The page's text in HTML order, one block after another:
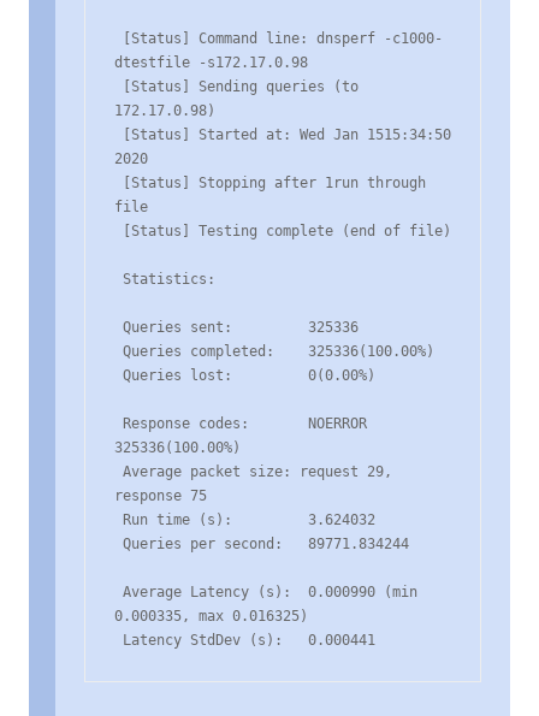
dtestfile -s172.17.0.98
172.17.0.98)
2020
file
325336(100.00%)
response 75
0.000335, max 0.016325)
Latency StdDev (s):   0.000441